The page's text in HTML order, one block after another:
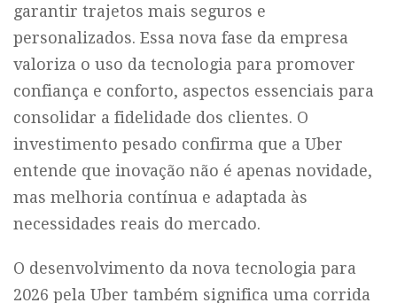
garantir trajetos mais seguros e
personalizados. Essa nova fase da empresa
valoriza o uso da tecnologia para promover
confiança e conforto, aspectos essenciais para
consolidar a fidelidade dos clientes. O
investimento pesado confirma que a Uber
entende que inovação não é apenas novidade,
mas melhoria contínua e adaptada às
necessidades reais do mercado.
O desenvolvimento da nova tecnologia para
2026 pela Uber também significa uma corrida